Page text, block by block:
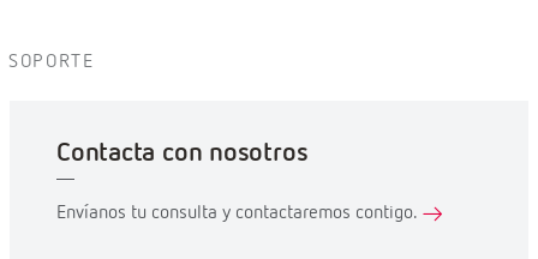
SOPORTE
Contacta con nosotros
Envíanos tu consulta y contactaremos contigo.